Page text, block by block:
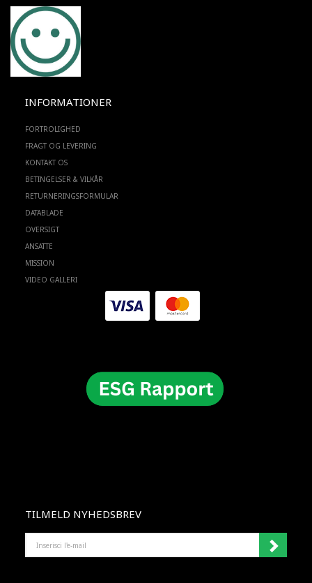
INFORMATIONER
FORTROLIGHED
FRAGT OG LEVERING
KONTAKT OS
BETINGELSER & VILKÅR
RETURNERINGSFORMULAR
DATABLADE
OVERSIGT
ANSATTE
MISSION
VIDEO GALLERI
TILMELD NYHEDSBREV
MAIL